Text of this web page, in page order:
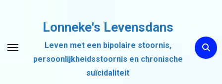
inhoud
Lonneke's Levensdans
Leven met een bipolaire stoornis,
persoonlijkheidsstoornis en chronische
suïcidaliteit